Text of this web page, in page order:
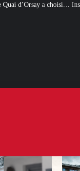
Expulsés des HLM